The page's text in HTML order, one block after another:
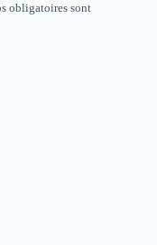
obligatoires sont